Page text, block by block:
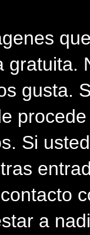
gratuita.
gusta.
Si
a